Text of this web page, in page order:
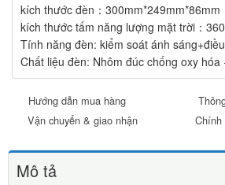
kích thước đèn：300mm*249mm*86mm
kích thước tấm năng lượng mặt trời：
Tính năng đèn: kiểm soát ánh
Chất liệu đèn: Nhôm đúc chống oxy
Hướng dẫn mua hàng
Vận chuyển & giao nhận
Chính
Mô tả